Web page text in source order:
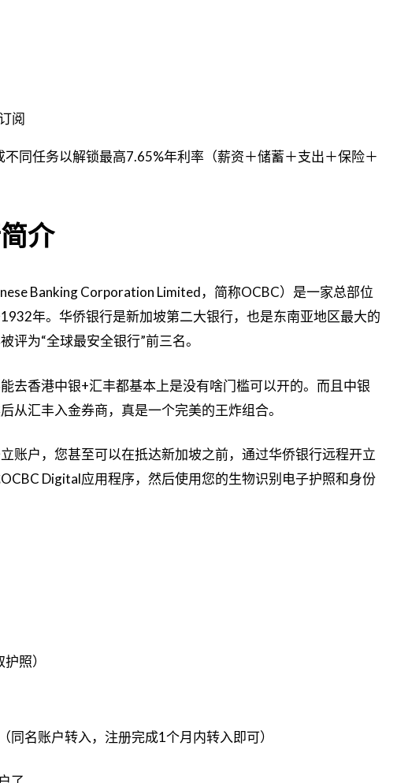
阅
同任务以解锁最高7.65%年利率（薪资＋储蓄＋支出＋保险＋
介
Banking Corporation Limited，简称OCBC）是一家总部位
年。华侨银行是新加坡第二大银行，也是东南亚地区最大的
评为“全球最安全银行”前三名。
去香港中银+汇丰都基本上是没有啥门槛可以开的。而且中银
从汇丰入金券商，真是一个完美的王炸组合。
账户，您甚至可以在抵达新加坡之前，通过华侨银行远程开立
Digital应用程序，然后使用您的生物识别电子护照和身份
照）
同名账户转入，注册完成1个月内转入即可）